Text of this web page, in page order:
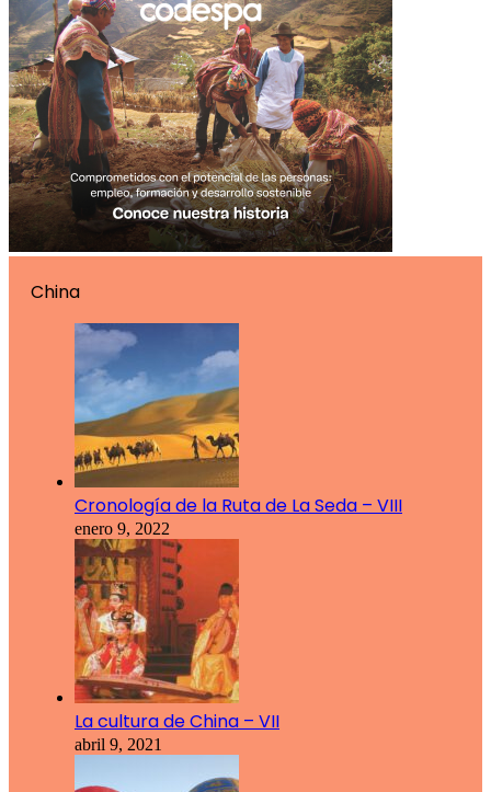
China
Cronología de la Ruta de La Seda – VIII
enero 9, 2022
La cultura de China – VII
abril 9, 2021